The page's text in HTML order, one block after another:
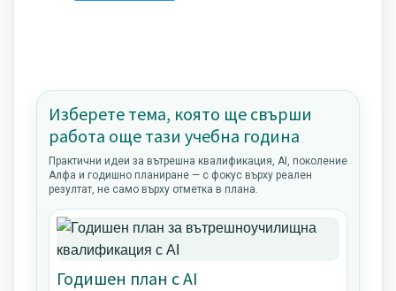
Изберете тема, която ще свърши
работа още тази учебна година
Практични идеи за вътрешна квалификация, AI, поколение
Алфа и годишно планиране — с фокус върху реален
резултат, не само върху отметка в плана.
Годишен план с AI